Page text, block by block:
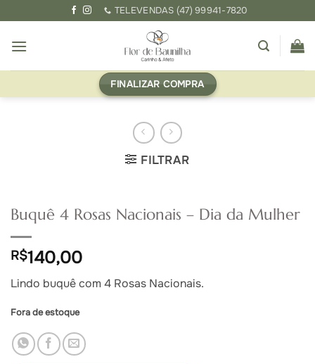
to
content
TELEVENDAS (47) 99941-7820
FINALIZAR COMPRA
FILTRAR
Buquê 4 Rosas Nacionais – Dia da Mulher
R$140,00
Lindo buquê com 4 Rosas Nacionais.
Fora de estoque